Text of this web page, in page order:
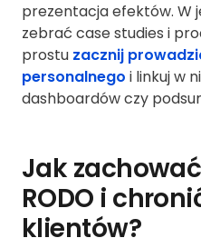
prezentacja efektów. W
zebrać case studies i
prostu zacznij
personalnego i linkuj w
dashboardów czy
Jak
RODO i
klientów?